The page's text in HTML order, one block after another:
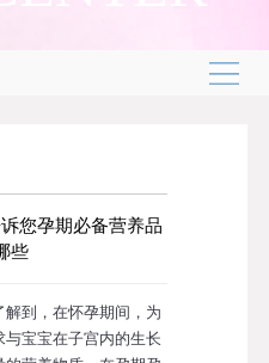
您孕期必备营养品
些
到，在怀孕期间，为
宝宝在子宫内的生长